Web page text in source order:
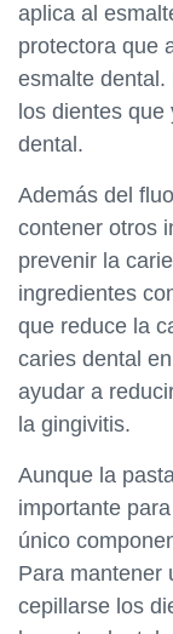
aplica al
protectora que
esmalte
los dientes
dental.
Además del
contener otros
prevenir la
ingredientes
que reduce la
caries dental
ayudar a
la gingivitis.
Aunque la
importante
único
Para mantener
cepillarse los